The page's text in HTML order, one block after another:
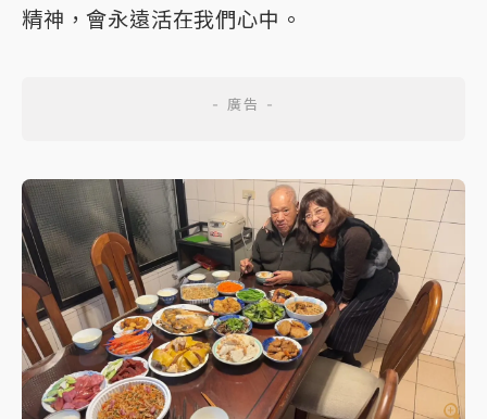
精神，會永遠活在我們心中。